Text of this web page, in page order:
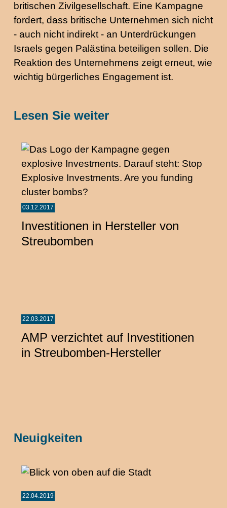
britischen Zivilgesellschaft. Eine Kampagne
fordert, dass britische Unternehmen sich nicht
- auch nicht indirekt - an Unterdrückungen
Israels gegen Palästina beteiligen sollen. Die
Reaktion des Unternehmens zeigt erneut, wie
wichtig bürgerliches Engagement ist.
Lesen Sie weiter
03.12.2017
Investitionen in Hersteller von
Streubomben
22.03.2017
AMP verzichtet auf Investitionen
in Streubomben-Hersteller
Neuigkeiten
22.04.2019